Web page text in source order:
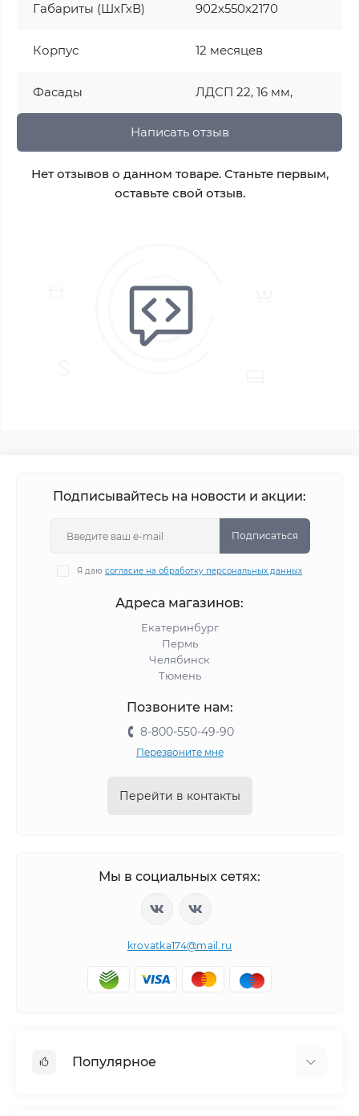
Габариты (ШхГхВ) 902х550х2170
Корпус 12 месяцев
Фасады ЛДСП 22, 16 мм,
Написать отзыв
Нет отзывов о данном товаре. Станьте первым,
оставьте свой отзыв.
Подписывайтесь на новости и акции:
Подписаться
Я даю согласие на обработку персональных данных
Адреса магазинов:
Екатеринбург
Пермь
Челябинск
Тюмень
Позвоните нам:
8-800-550-49-90
Перезвоните мне
Перейти в контакты
Мы в социальных сетях:
krovatka174@mail.ru
Популярное